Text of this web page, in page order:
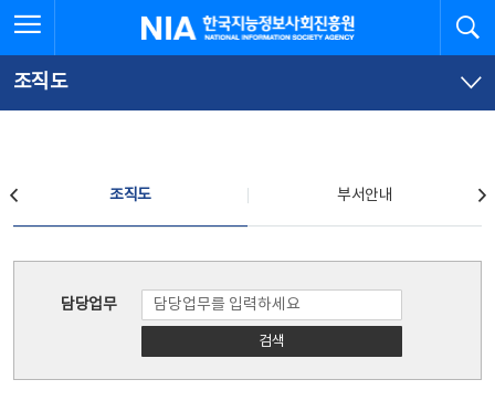
문
로
가
체
뉴
바
가
한국지능정보사회진흥원
조직도
조직도 부서안내
담당업무
검색